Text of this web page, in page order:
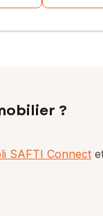
?
SAFTI Connect